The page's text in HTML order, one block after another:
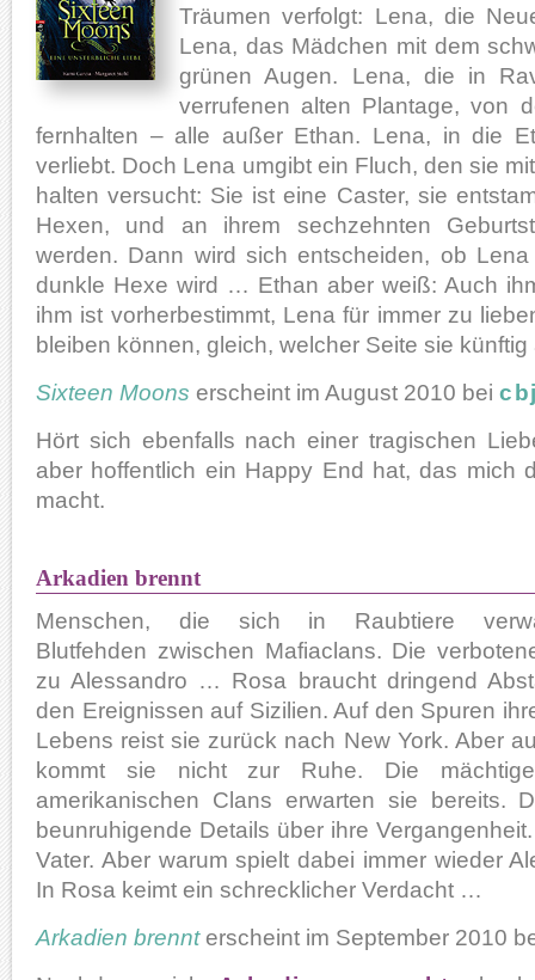
Träumen verfolgt: Lena, die
Lena, das Mädchen mit dem
grünen Augen. Lena, die in
verrufenen alten Plantage, von
fernhalten – alle außer Ethan. Lena, in die
verliebt. Doch Lena umgibt ein Fluch, den sie
halten versucht: Sie ist eine Caster, sie
Hexen, und an ihrem sechzehnten
werden. Dann wird sich entscheiden, ob
dunkle Hexe wird … Ethan aber weiß: Auch
ihm ist vorherbestimmt, Lena für immer zu
bleiben können, gleich, welcher Seite sie
Sixteen Moons erscheint im August 2010 bei
Hört sich ebenfalls nach einer tragischen
aber hoffentlich ein Happy End hat, das mich
macht.
Arkadien brennt
Menschen, die sich in Raubtiere
Blutfehden zwischen Mafiaclans. Die
zu Alessandro … Rosa braucht dringend
den Ereignissen auf Sizilien. Auf den Spuren
Lebens reist sie zurück nach New York. Aber
kommt sie nicht zur Ruhe. Die
amerikanischen Clans erwarten sie bereits.
beunruhigende Details über ihre
Vater. Aber warum spielt dabei immer wieder
In Rosa keimt ein schrecklicher Verdacht …
Arkadien brennterscheint im September 2010